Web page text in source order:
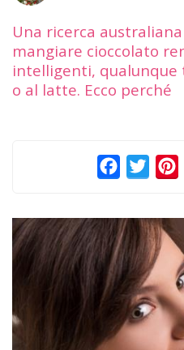
Una ricerca
mangiare cioccolato
intelligenti, qualunque
o al latte. Ecco perché
Facebook